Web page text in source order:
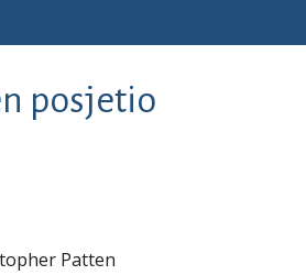
posjetio
Patten